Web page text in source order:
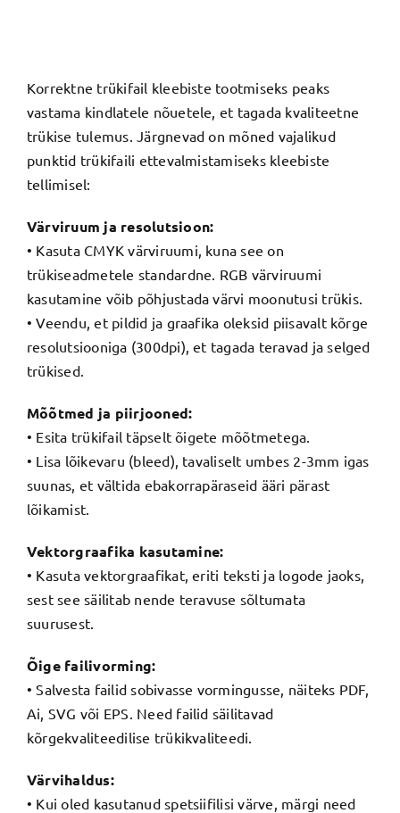
Korrektne trükifail kleebiste tootmiseks peaks
vastama kindlatele nõuetele, et tagada kvaliteetne
trükise tulemus. Järgnevad on mõned vajalikud
punktid trükifaili ettevalmistamiseks kleebiste
tellimisel:
Värviruum ja resolutsioon:
• Kasuta CMYK värviruumi, kuna see on
trükiseadmetele standardne. RGB värviruumi
kasutamine võib põhjustada värvi moonutusi trükis.
• Veendu, et pildid ja graafika oleksid piisavalt kõrge
resolutsiooniga (300dpi), et tagada teravad ja selged
trükised.
Mõõtmed ja piirjooned:
• Esita trükifail täpselt õigete mõõtmetega.
• Lisa lõikevaru (bleed), tavaliselt umbes 2-3mm igas
suunas, et vältida ebakorrapäraseid ääri pärast
lõikamist.
Vektorgraafika kasutamine:
• Kasuta vektorgraafikat, eriti teksti ja logode jaoks,
sest see säilitab nende teravuse sõltumata
suurusest.
Õige failivorming:
• Salvesta failid sobivasse vormingusse, näiteks PDF,
Ai, SVG või EPS. Need failid säilitavad
kõrgekvaliteedilise trükikvaliteedi.
Värvihaldus:
• Kui oled kasutanud spetsiifilisi värve, märgi need